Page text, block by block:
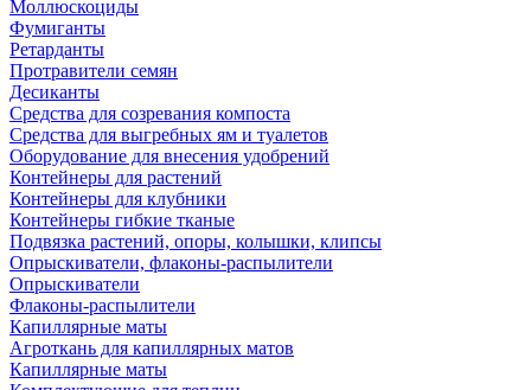
Моллюскоциды
Фумиганты
Ретарданты
Протравители семян
Десиканты
Средства для созревания компоста
Средства для выгребных ям и туалетов
Оборудование для внесения удобрений
Контейнеры для растений
Контейнеры для клубники
Контейнеры гибкие тканые
Подвязка растений, опоры, колышки, клипсы
Опрыскиватели, флаконы-распылители
Опрыскиватели
Флаконы-распылители
Капиллярные маты
Агроткань для капиллярных матов
Капиллярные маты